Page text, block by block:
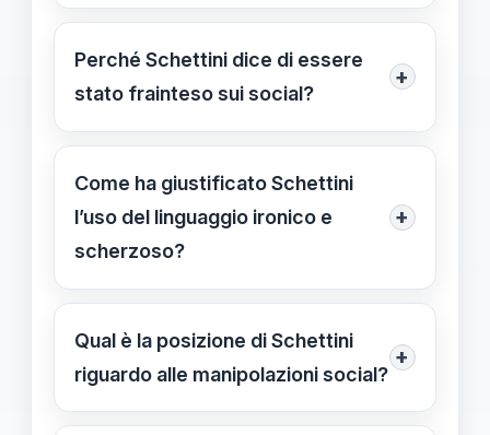
Schettini ha dichiarato che le accuse
sono un fraintendimento, e sta
valutando azioni legali per tutelare la
Perché Schettini dice di essere
stato frainteso sui social?
+
Perché ritiene che le sue dichiarazioni
siano state interpretate fuori contesto
o in modo eccessivamente
drammatizzato.
Come ha giustificato Schettini
l’uso del linguaggio ironico e
scherzoso?
+
Ha spiegato di averlo usato per
attirare attenzione e coinvolgere gli
studenti senza alcuna intenzione di
Qual è la posizione di Schettini
riguardo alle manipolazioni social?
+
Schettini sostiene di non aver mai